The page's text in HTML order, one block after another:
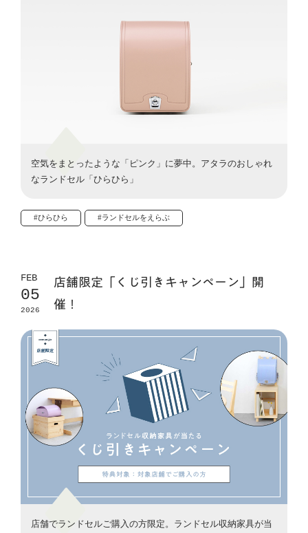
空気をまとったような「ピンク」に夢中。アタラのおしゃれ
なランドセル「ひらひら」
#ひらひら #ランドセルをえらぶ
FEB
05
2026
店舗限定「くじ引きキャンペーン」開
催！
店舗でランドセルご購入の方限定。ランドセル収納家具が当